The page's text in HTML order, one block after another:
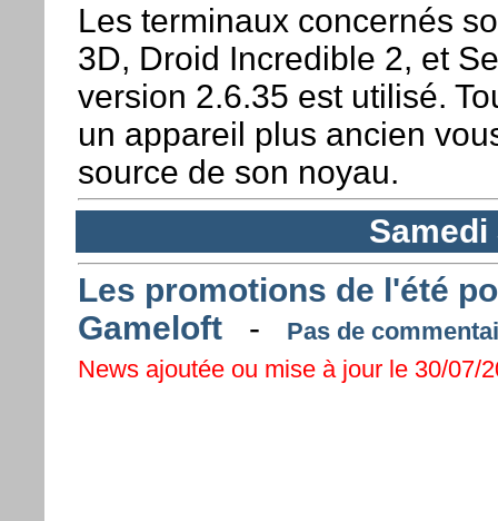
Les terminaux concernés
3D, Droid Incredible 2, et
version 2.6.35 est utilisé.
un appareil plus ancien
source de son noyau.
Samedi
Les promotions de l'été
Gameloft-
Pas de
News ajoutée ou mise à jour le 30/07/